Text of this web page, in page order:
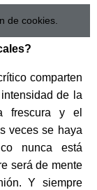
de cookies.
comparten
de la
frescura y el
veces se haya
nunca está
será de mente
Y siempre